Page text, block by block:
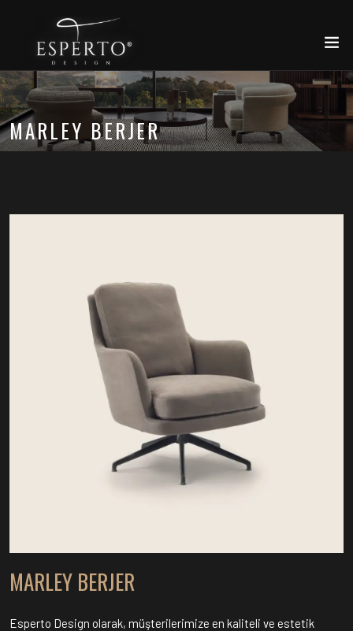
MARLEY BERJER
MARLEY BERJER
Esperto Design olarak, müşterilerimize en kaliteli ve estetik